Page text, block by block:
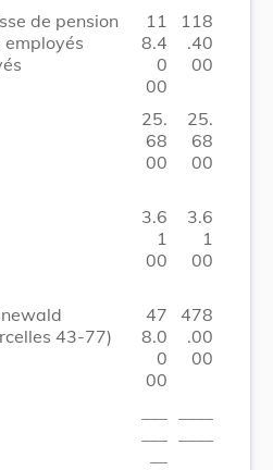
de pension
employés
11
8.4
0
00
118
.40
00
25.
68
00
25.
68
00
3.6
1
00
3.6
1
00
43-77)
47
8.0
0
00
478
.00
00